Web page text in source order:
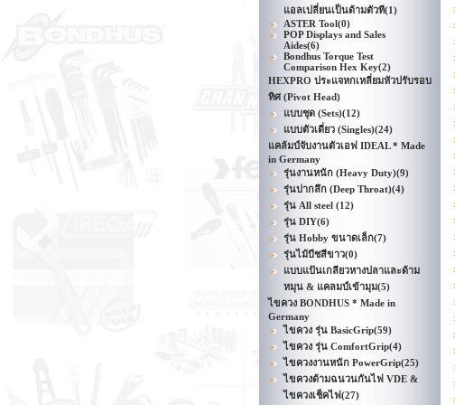
แอลเปลี่ยนเป็นด้ามตัวที(1)
ASTER Tool(0)
POP Displays and Sales
Aides(6)
Bondhus Torque Test
Comparison Hex Key(2)
HEXPRO ประแจหกเหลี่ยมหัวปรับรอบ
ทิศ (Pivot Head)
แบบชุด (Sets)(12)
แบบตัวเดี่ยว (Singles)(24)
แคล้มป์จับงานตัวเอฟ IDEAL * Made
in Germany
รุ่นงานหนัก (Heavy Duty)(9)
รุ่นปากลึก (Deep Throat)(4)
รุ่น All steel (12)
รุ่น DIY(6)
รุ่น Hobby ขนาดเล็ก(7)
รุ่นไม้บีชสีขาว(0)
แบบแป้นเกลียวหางปลาและด้าม
หมุน & แคลมป์เข้ามุม(5)
ไขควง BONDHUS * Made in
Germany
ไขควง รุ่น BasicGrip(59)
ไขควง รุ่น ComfortGrip(4)
ไขควงงานหนัก PowerGrip(25)
ไขควงด้ามฉนวนกันไฟ VDE &
ไขควงเช็คไฟ(27)